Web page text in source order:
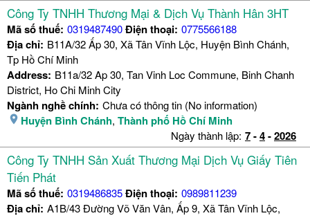
Công Ty TNHH Thương Mại & Dịch Vụ Thành Hân 3HT
Mã số thuế: 0319487490Điện thoại: 0775566188
Địa chỉ: B11A/32 Ấp 30, Xã Tân Vĩnh Lộc, Huyện Bình Chánh,
Tp Hồ Chí Minh
Address: B11a/32 Ap 30, Tan Vinh Loc Commune, Binh Chanh
District, Ho Chi Minh City
Ngành nghề chính: Chưa có thông tin (No information)
Huyện Bình Chánh, Thành phố Hồ Chí Minh
Ngày thành lập: 7-4-2026
Công Ty TNHH Sản Xuất Thương Mại Dịch Vụ Giấy Tiên
Tiến Phát
Mã số thuế: 0319486835Điện thoại: 0989811239
Địa chỉ: A1B/43 Đường Võ Văn Vân, Ấp 9, Xã Tân Vĩnh Lộc,